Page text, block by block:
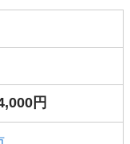
円